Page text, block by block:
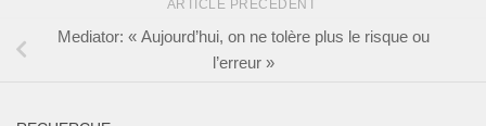
ARTICLE PRÉCÉDENT
Mediator: « Aujourd’hui, on ne tolère plus le risque ou
l’erreur »